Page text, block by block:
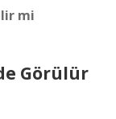
mi
Görülür